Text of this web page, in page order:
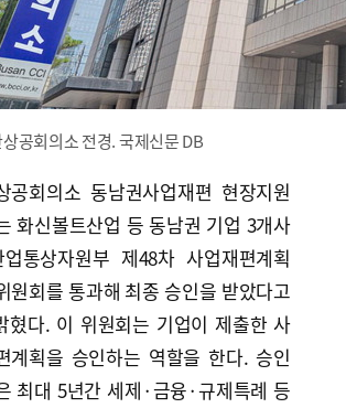
공회의소 전경. 국제신문 DB
공회의소 동남권사업재편 현장지원
화신볼트산업 등 동남권 기업 3개사
통상자원부 제48차 사업재편계획
원회를 통과해 최종 승인을 받았다고
혔다. 이 위원회는 기업이 제출한 사
계획을 승인하는 역할을 한다. 승인
최대 5년간 세제·금융·규제특례 등